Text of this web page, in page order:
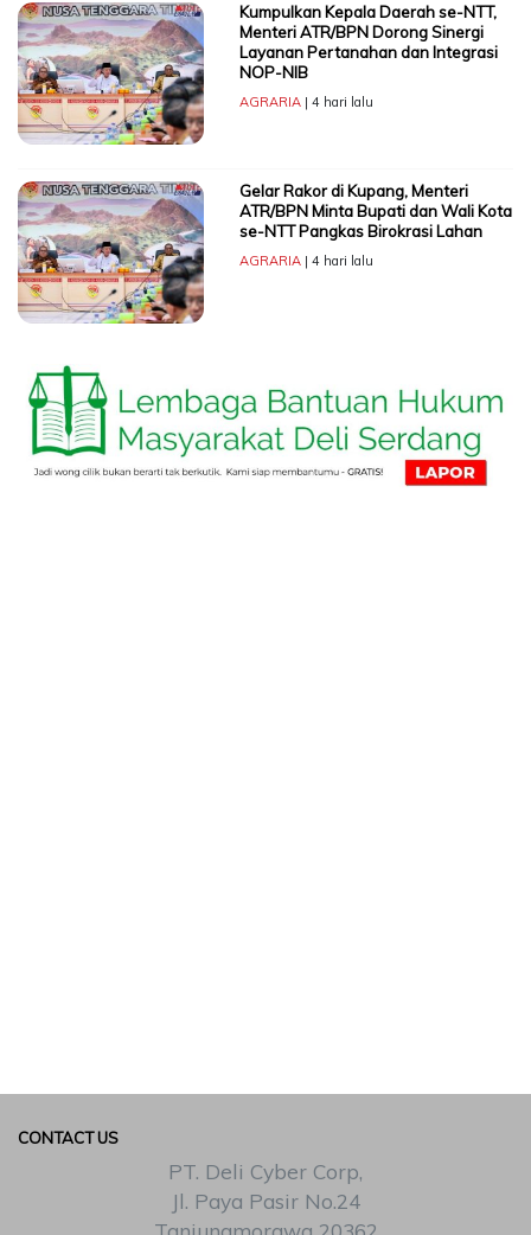
Kumpulkan Kepala Daerah se-NTT,
Menteri ATR/BPN Dorong Sinergi
Layanan Pertanahan dan Integrasi
NOP-NIB
AGRARIA| 4 hari lalu
Gelar Rakor di Kupang, Menteri
ATR/BPN Minta Bupati dan Wali Kota
se-NTT Pangkas Birokrasi Lahan
AGRARIA| 4 hari lalu
CONTACT US
PT. Deli Cyber Corp,
Jl. Paya Pasir No.24